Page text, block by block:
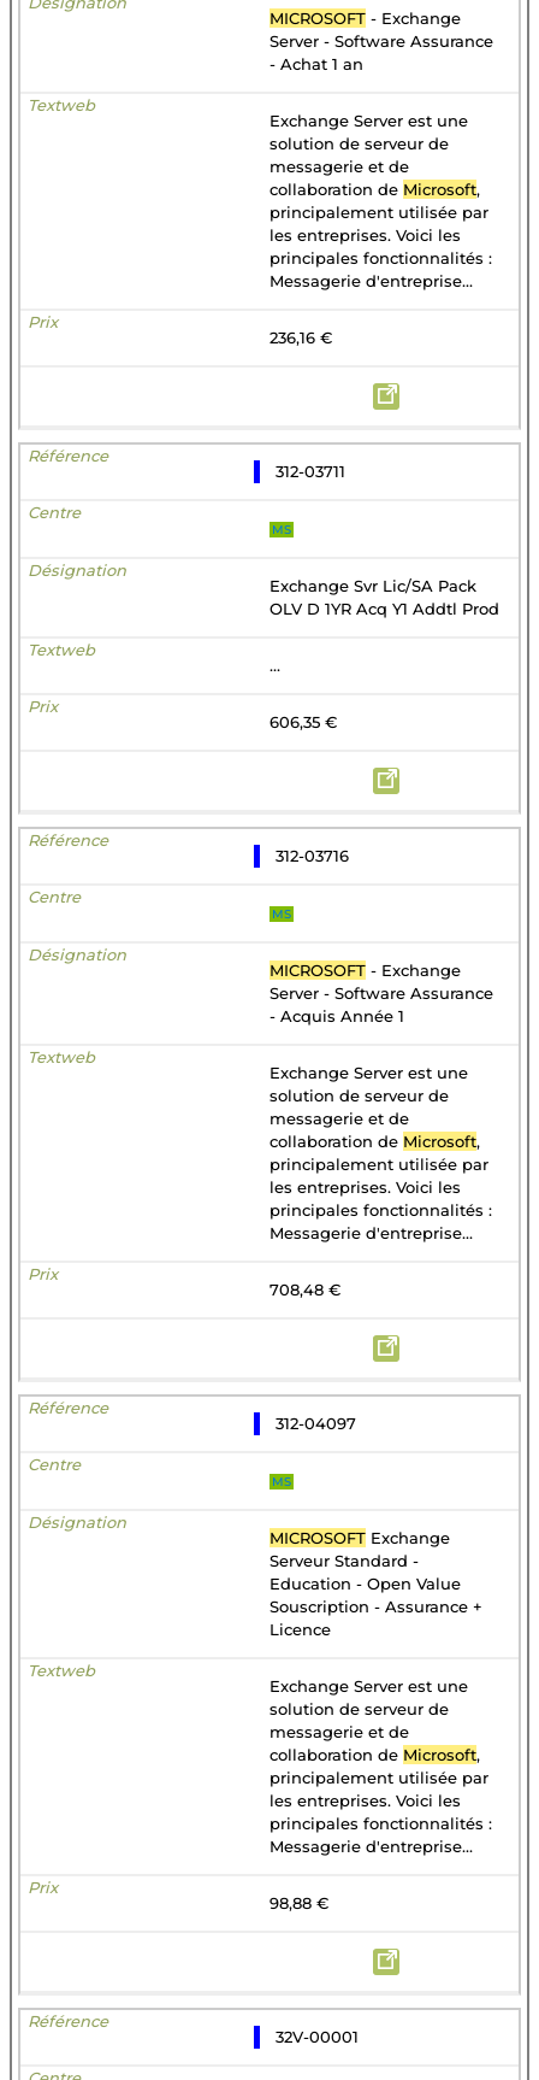
MICROSOFT - Exchange
Server - Software Assurance
- Achat 1 an
Exchange Server est une
solution de serveur de
messagerie et de
collaboration de Microsoft,
principalement utilisée par
les entreprises. Voici les
principales fonctionnalités :
Messagerie d'entreprise...
236,16 €
312-03711
MS
Exchange Svr Lic/SA Pack
OLV D 1YR Acq Y1 Addtl Prod
...
606,35 €
312-03716
MS
MICROSOFT - Exchange
Server - Software Assurance
- Acquis Année 1
Exchange Server est une
solution de serveur de
messagerie et de
collaboration de Microsoft,
principalement utilisée par
les entreprises. Voici les
principales fonctionnalités :
Messagerie d'entreprise...
708,48 €
312-04097
MS
MICROSOFT Exchange
Serveur Standard -
Education - Open Value
Souscription - Assurance +
Licence
Exchange Server est une
solution de serveur de
messagerie et de
collaboration de Microsoft,
principalement utilisée par
les entreprises. Voici les
principales fonctionnalités :
Messagerie d'entreprise...
98,88 €
32V-00001